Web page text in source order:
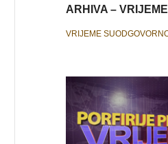
ARHIVA –
VRIJEME